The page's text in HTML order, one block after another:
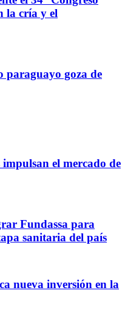
la cría y el
paraguayo goza de
el mercado de
Fundassa para
sanitaria del país
nueva inversión en la